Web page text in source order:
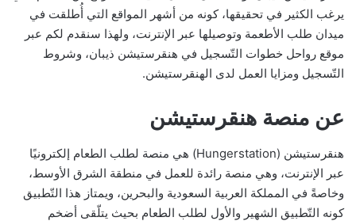
يرغب الكثير في تحقيقها، كونه من أشهر المواقع التي أُطلقت في
ميدان طلب الأطعمة وتوصيلها عبر الإنترنت، ولهذا سنقدم لكم عبر
موقع رواحل خطوات التّسجيل في هنقرستيشن ذيبان، وشروط
التّسجيل ومزايا العمل لدى الهنقرستيشن.
عن منصة هنقرستيشن
هنقرستيشن (Hungerstation)‏ هي منصة لطلب الطعام إلكترونيًا
عبر الإنترنت، وهي منصة رائدة للعمل في منطقة الشرق الأوسط،
وخاصةً في المملكة العربية السعودية والبحرين، ويمتاز هذا التّطبيق
كونه التّطبيق الشهير والأول لطلب الطعام بحيث يتلّقى أضخم